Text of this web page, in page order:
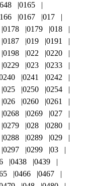
0165
0167
017
0178 0179
018
0187 019
0191
0198 022
0220
0229 023
0233
0241
0242
025 0250
0254
026 0260
0261
0268 0269
027
0279 028
0280
0288 0289
029
0297 0299
03
0438
0439
0466
0467